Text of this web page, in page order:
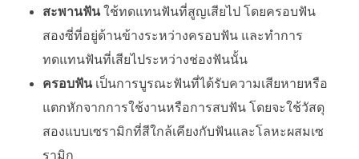
สะพานฟันใช้ทดแทนฟันที่สูญเสียไป โดยครอบฟัน
สองซี่ที่อยู่ด้านข้างระหว่างครอบฟัน และทำการ
ทดแทนฟันที่เสียไประหว่างช่องฟันนั้น
ครอบฟันเป็นการบูรณะฟันที่ได้รับความเสียหายหรือ
แตกหักจากการใช้งานหรือการสบฟัน โดยจะใช้วัสดุ
สองแบบเซรามิกที่สีใกล้เคียงกับฟันและโลหะผสมเซ
รามิก